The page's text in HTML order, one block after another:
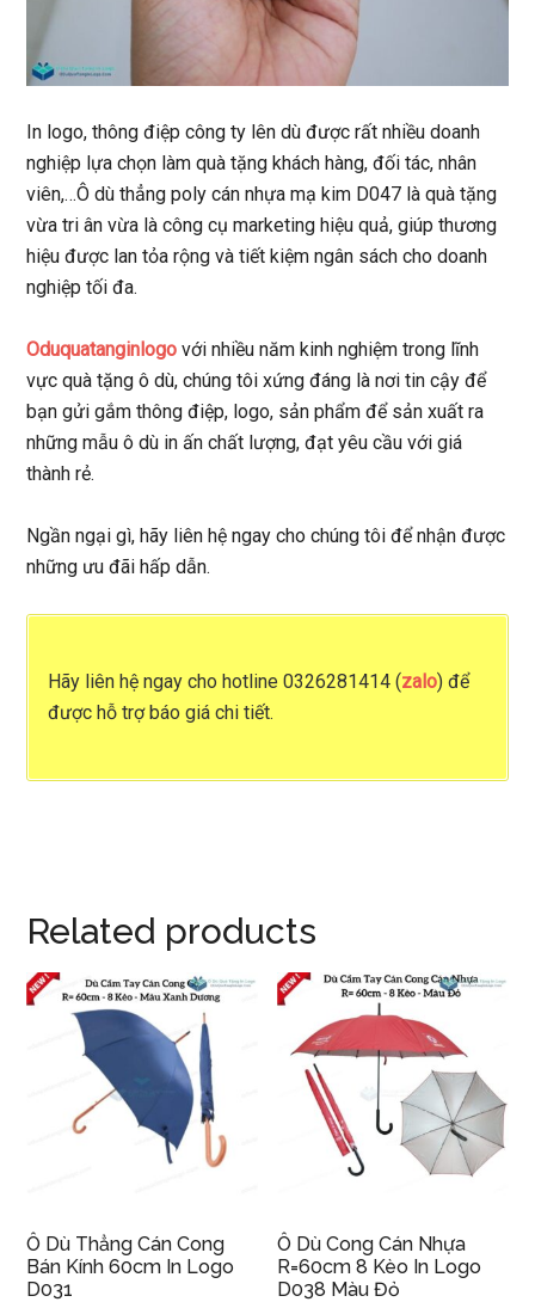
In logo, thông điệp công ty lên dù được rất nhiều doanh
nghiệp lựa chọn làm quà tặng khách hàng, đối tác, nhân
viên,…Ô dù thẳng poly cán nhựa mạ kim D047 là quà tặng
vừa tri ân vừa là công cụ marketing hiệu quả, giúp thương
hiệu được lan tỏa rộng và tiết kiệm ngân sách cho doanh
nghiệp tối đa.
Oduquatanginlogo với nhiều năm kinh nghiệm trong lĩnh
vực quà tặng ô dù, chúng tôi xứng đáng là nơi tin cậy để
bạn gửi gắm thông điệp, logo, sản phẩm để sản xuất ra
những mẫu ô dù in ấn chất lượng, đạt yêu cầu với giá
thành rẻ.
Ngần ngại gì, hãy liên hệ ngay cho chúng tôi để nhận được
những ưu đãi hấp dẫn.
Hãy liên hệ ngay cho hotline 0326281414 (zalo) để
được hỗ trợ báo giá chi tiết.
Related products
Ô Dù Thẳng Cán Cong
Bán Kính 60cm In Logo
D031
Ô Dù Cong Cán Nhựa
R=60cm 8 Kèo In Logo
D038 Màu Đỏ